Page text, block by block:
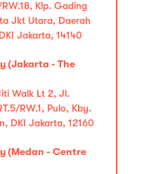
Klp. Gading
Jkt Utara, Daerah
Jakarta, 14140
(Jakarta - The
Walk Lt 2, Jl.
RW.1, Pulo, Kby.
DKI Jakarta, 12160
(Medan - Centre